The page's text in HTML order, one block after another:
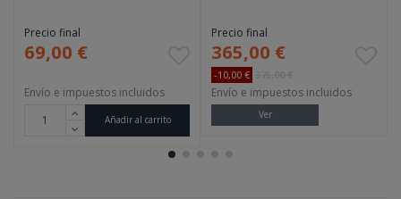
Precio final
69,00 €
Envío e impuestos incluidos
Añadir al carrito
Precio final
365,00 €
-10,00 €
Envío e impuestos incluidos
Ver